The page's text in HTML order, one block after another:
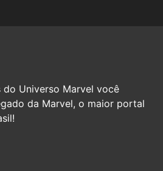
do Universo Marvel você
da Marvel, o maior portal